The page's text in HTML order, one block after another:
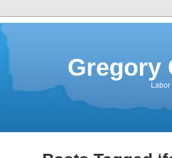
Gregory